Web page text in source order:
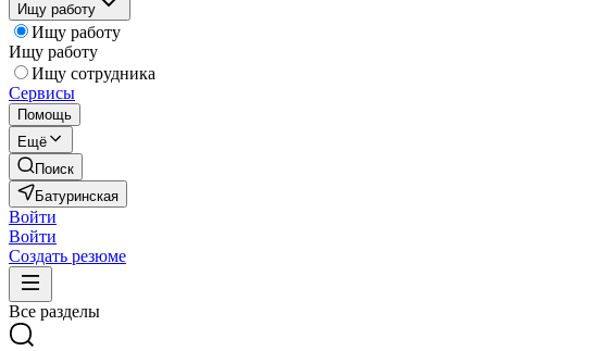
Ищу работу
Ищу работу
Ищу работу
Ищу сотрудника
Сервисы
Помощь
Ещё
Поиск
Батуринская
Войти
Войти
Создать резюме
Все разделы